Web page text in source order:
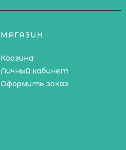
МАГАЗИН
Корзина
Личный кабинет
Оформить заказ